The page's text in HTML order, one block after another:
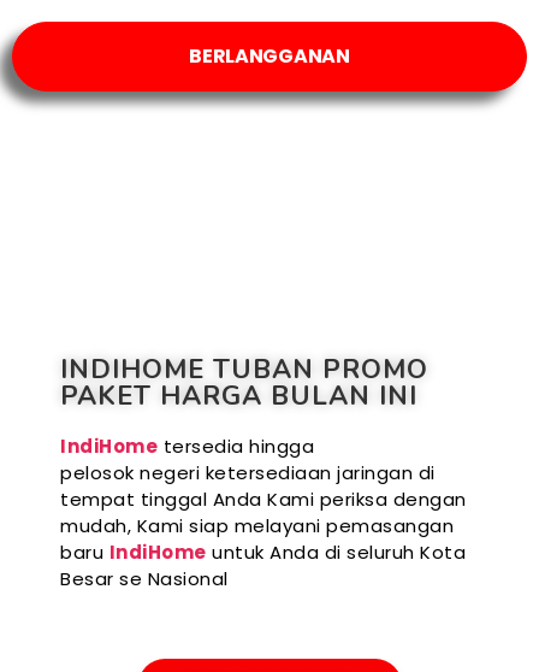
BERLANGGANAN
INDIHOME TUBAN PROMO
PAKET HARGA BULAN INI
IndiHome tersedia hingga
pelosok negeri ketersediaan jaringan di
tempat tinggal Anda Kami periksa dengan
mudah, Kami siap melayani pemasangan
baru IndiHome untuk Anda di seluruh Kota
Besar se Nasional